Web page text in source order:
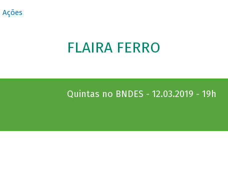
Ações
FLAIRA FERRO
Quintas no BNDES - 12.03.2019 - 19h